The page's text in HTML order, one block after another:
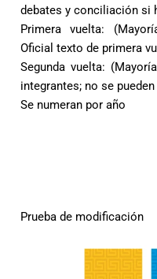
debates y conciliación si
Primera vuelta:
Oficial texto de primera
Segunda vuelta:
integrantes; no se
Se numeran por año
Prueba de modificación